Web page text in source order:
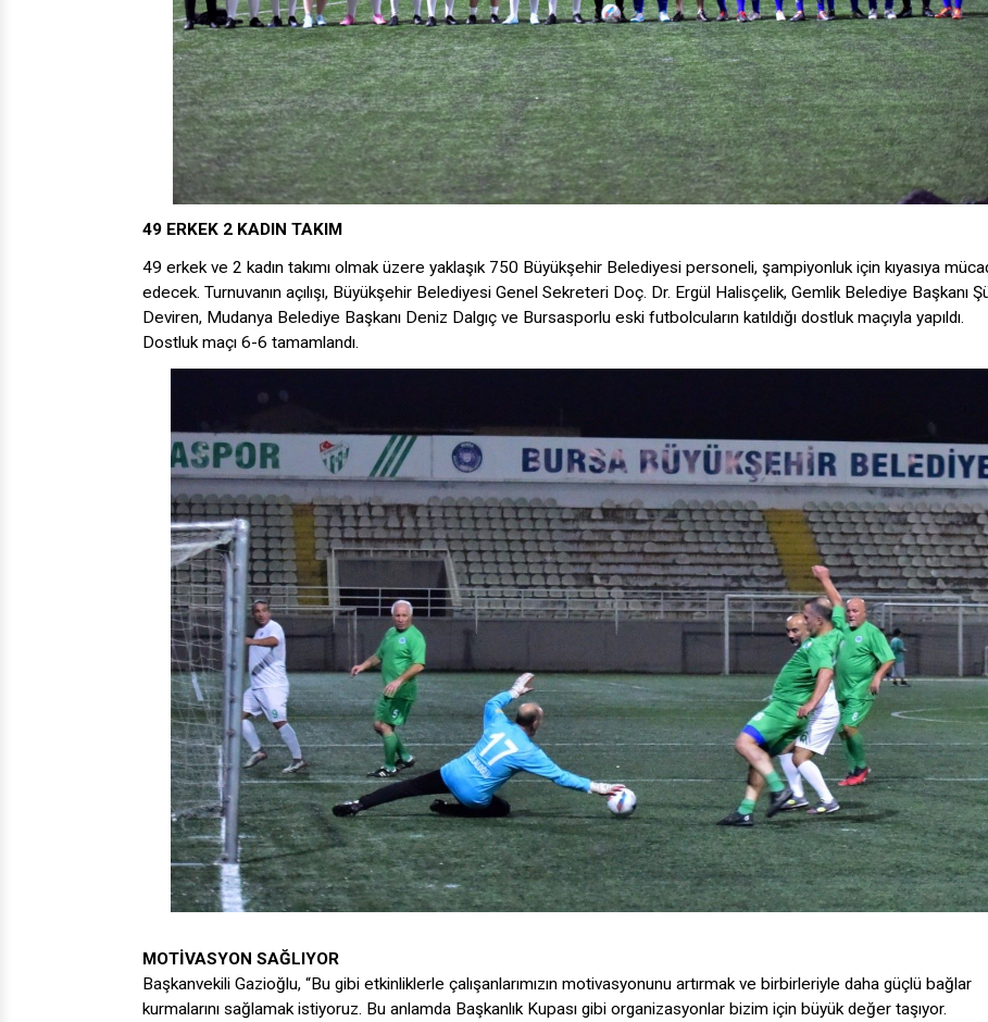
49 ERKEK 2 KADIN TAKIM
49 erkek ve 2 kadın takımı olmak üzere yaklaşık 750 Büyükşehir Belediyesi personeli, şampiyonluk için kıyasıya
edecek. Turnuvanın açılışı, Büyükşehir Belediyesi Genel Sekreteri Doç. Dr. Ergül Halisçelik, Gemlik Belediye Başkanı
Deviren, Mudanya Belediye Başkanı Deniz Dalgıç ve Bursasporlu eski futbolcuların katıldığı dostluk maçıyla yapıldı.
Dostluk maçı 6-6 tamamlandı.
MOTİVASYON SAĞLIYOR
Başkanvekili Gazioğlu, “Bu gibi etkinliklerle çalışanlarımızın motivasyonunu artırmak ve birbirleriyle daha güçlü bağlar
kurmalarını sağlamak istiyoruz. Bu anlamda Başkanlık Kupası gibi organizasyonlar bizim için büyük değer taşıyor.